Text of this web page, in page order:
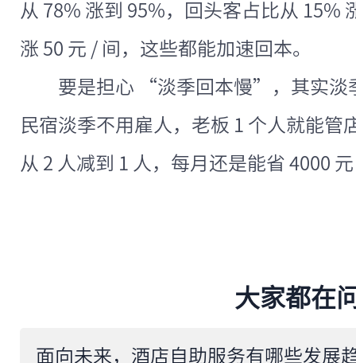
从 78% 涨到 95%，回头客占比从 15%
涨 50 元 / 间，这些都能加速回本。
要是担心 “淡季回本慢”，其实
民宿淡季不用雇人，老板 1 个人就能管
从 2 人减到 1 人，每月还是能省 4000
大家都在
面向未来，酒店自助服务有哪些发展